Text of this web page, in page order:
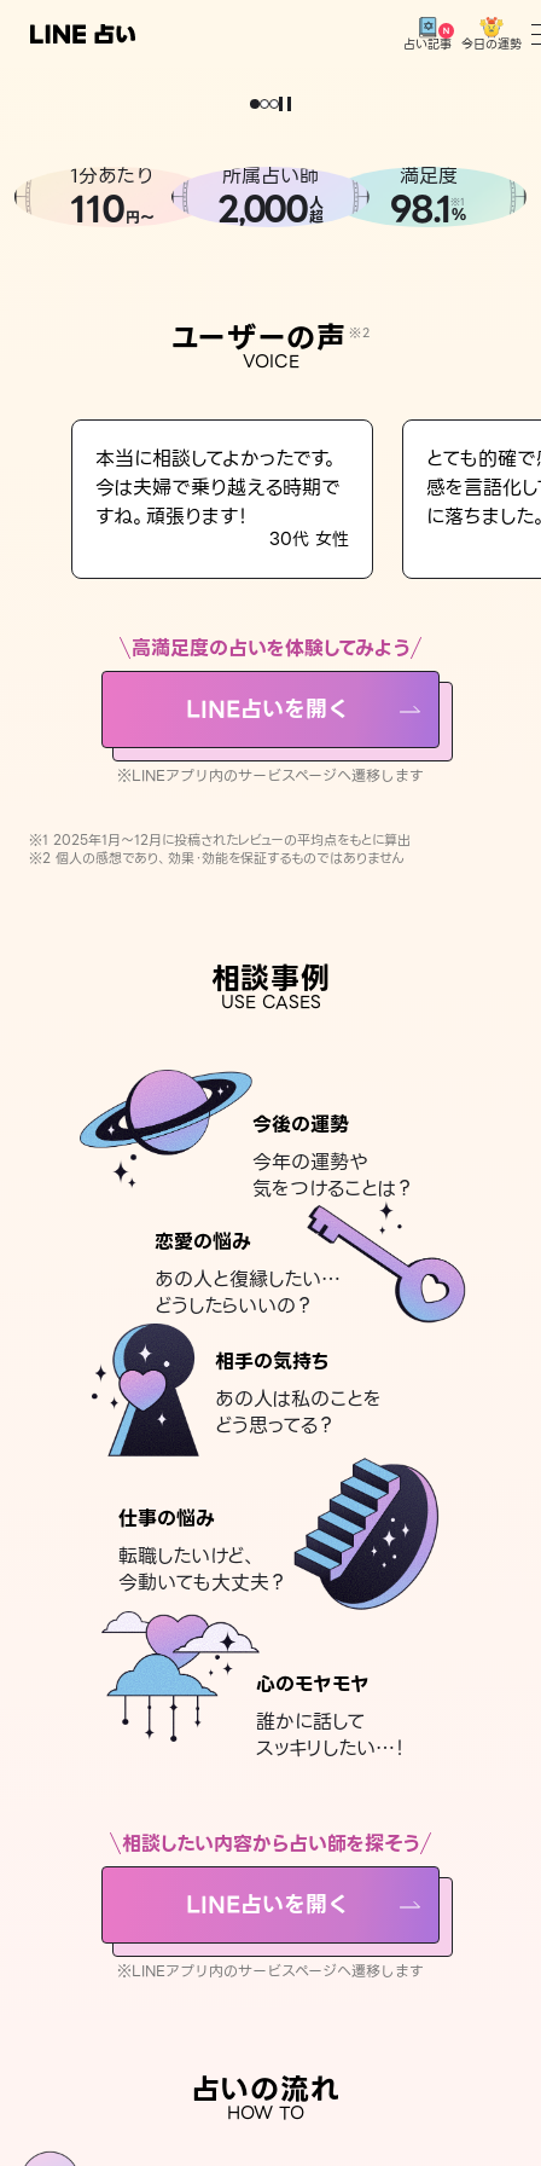
占い記事 今日の運勢
相談事例
LINE占いを開く
※LINEアプリ内のサービスページへ遷移します
どうせなら
。
1分あたり
110円〜
所属占い師
2,000人
超
満足度
98.1※1
%
ユーザーの声 ※2
VOICE
本当に相談してよかったです。
今は夫婦で乗り越える時期で
すね。頑張ります！
30代 女性
とても的確
感を言語化
に落ちました
高満足度の占いを体験してみよう
LINE占いを開く
※LINEアプリ内のサービスページへ遷移します
※1 2025年1月〜12月に投稿されたレビューの平均点をもとに算出
※2 個人の感想であり、効果・効能を保証するものではありません
相談事例
USE CASES
今後の運勢
今年の運勢や
気をつけることは？
恋愛の悩み
あの人と復縁したい…
どうしたらいいの？
相手の気持ち
あの人は私のことを
どう思ってる？
仕事の悩み
転職したいけど、
今動いても大丈夫？
心のモヤモヤ
誰かに話して
スッキリしたい…！
相談したい内容から占い師を探そう
LINE占いを開く
※LINEアプリ内のサービスページへ遷移します
占いの流れ
HOW TO